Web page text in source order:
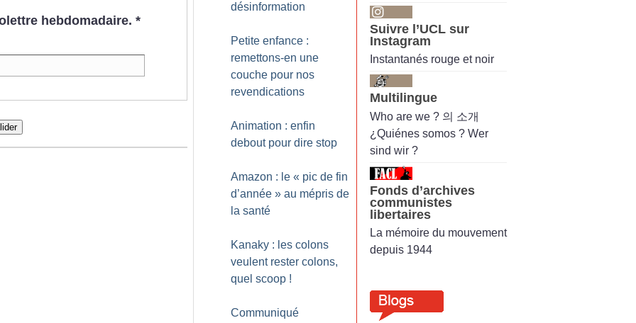
hebdomadaire. *
désinformation
Petite enfance :
remettons-en une
couche pour nos
revendications
Animation : enfin
debout pour dire stop
Amazon : le « pic de fin
d’année » au mépris de
la santé
Kanaky : les colons
veulent rester colons,
quel scoop !
Communiqué
Suivre l’UCL sur
Instagram
Instantanés rouge et noir
Multilingue
Who are we ? 의 소개
¿Quiénes somos ? Wer
sind wir ?
Fonds d’archives
communistes
libertaires
La mémoire du mouvement
depuis 1944